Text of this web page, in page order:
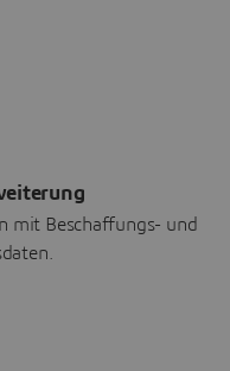
mit Beschaffungs- und